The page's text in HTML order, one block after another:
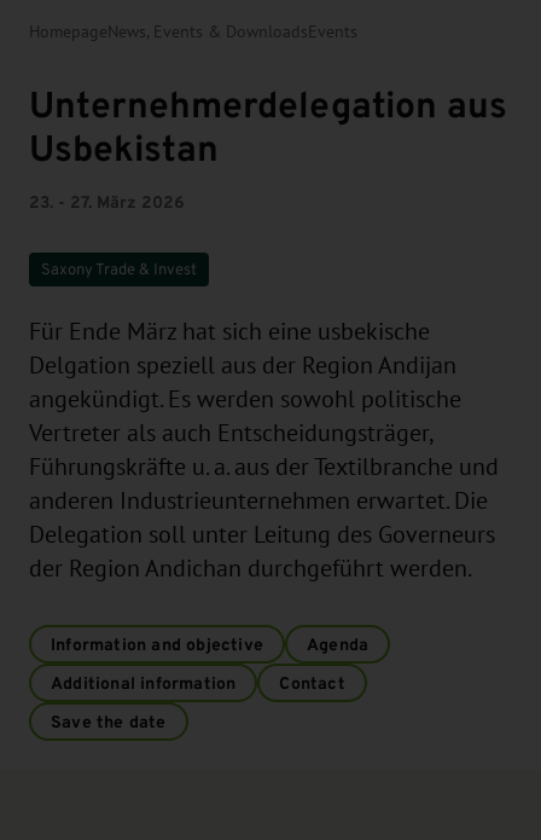
Homepage News, Events & Downloads Events
Unternehmerdelegation aus
Usbekistan
23. - 27. März 2026
Saxony Trade & Invest
Für Ende März hat sich eine usbekische
Delgation speziell aus der Region Andijan
angekündigt. Es werden sowohl politische
Vertreter als auch Entscheidungsträger,
Führungskräfte u. a. aus der Textilbranche und
anderen Industrieunternehmen erwartet. Die
Delegation soll unter Leitung des Governeurs
der Region Andichan durchgeführt werden.
Information and objective
Agenda
Additional information
Contact
Save the date